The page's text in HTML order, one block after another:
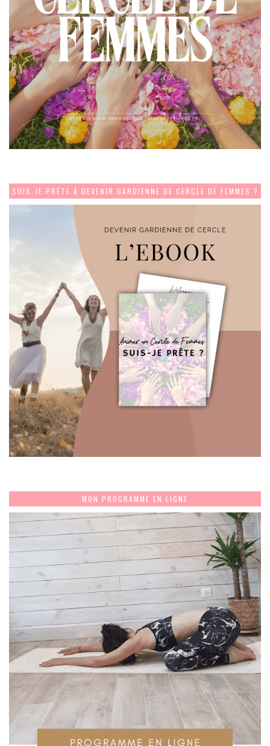
SUIS-JE PRÊTE À DEVENIR GARDIENNE DE CERCLE DE FEMMES ?
MON PROGRAMME EN LIGNE